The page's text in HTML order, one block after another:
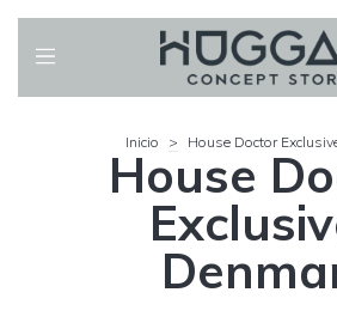
Inicio > House Doctor
House